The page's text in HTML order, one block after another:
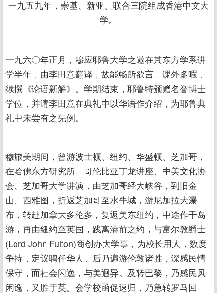
一九五九年，崇基、新亚、联合三院组成香港中文大
学。
一九六〇年正月，穆应耶鲁大学之邀在其东方学系讲
学半年，由李田意翻译，故能畅所欲言。课外多暇，
续撰《论语新解》。学期结束，耶鲁特颁赠名誉博士
学位，并请李田意在典礼中以华语作介绍，为耶鲁典
礼中未尝有之先例。
穆旅美期间，曾游波士顿、纽约、华盛顿、芝加哥，
在哈佛东方研究所、哥伦比亚丁龙讲座、中美文化协
会、芝加哥大学讲演，由芝加哥经大峡谷，到旧金
山、西雅图，折返芝加哥至水牛城，游尼加拉大瀑
布，转赴加拿大多伦多，复返美东纽约，中途作千岛
游，再由纽约至英国，践离港前之约，与富尔敦爵士
(Lord John Fulton)商创办大学事，为校长用人，数度
争持，定议聘任华人。后乃遍游伦敦诸胜，深感民情
保守，而社会闲逸，与美迥异。及转巴黎，乃感民风
闲逸，又胜于英。会学校函促速归，乃急转罗马回